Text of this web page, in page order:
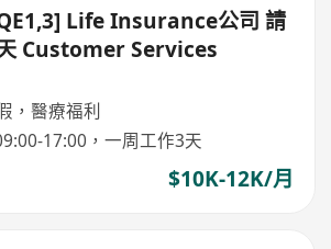
Life Insurance公司 請
Customer Services
，醫療福利
17:00，一周工作3天
$10K-12K/月